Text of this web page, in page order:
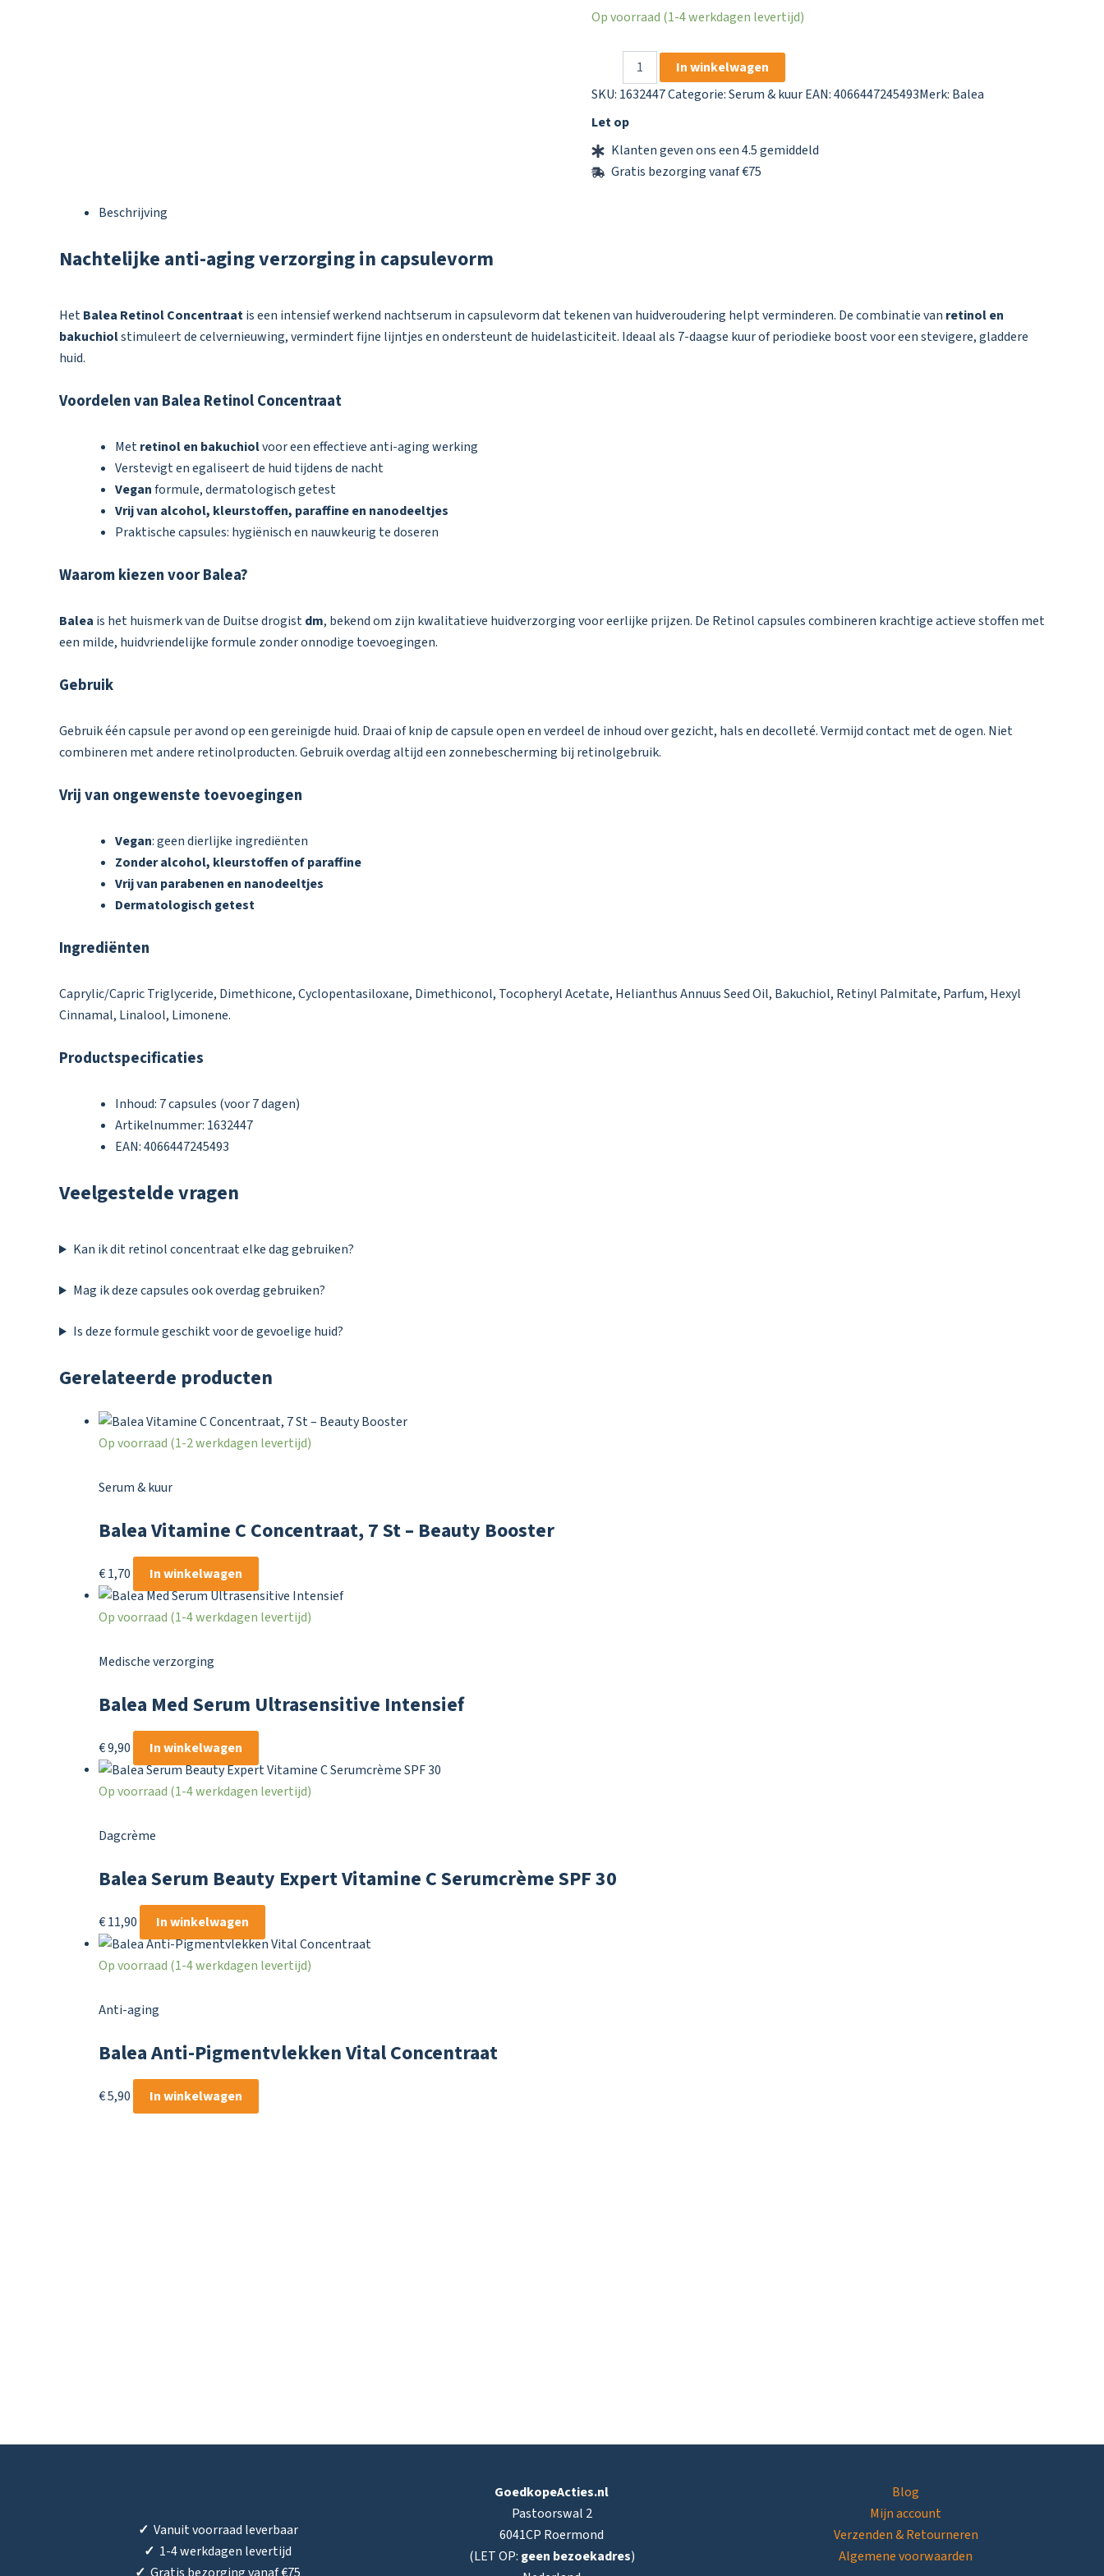
Op voorraad (1-4 werkdagen levertijd)
Concentraat
Capsules
In winkelwagen
SKU: 1632447Categorie:Serum & kuurEAN: 4066447245493Merk: Balea
Let op
Klanten geven ons een 4.5 gemiddeld
Gratis bezorging vanaf €75
Beschrijving
Nachtelijke anti-aging verzorging in capsulevorm
HetBalea Retinol Concentraatis een intensief werkend nachtserum in capsulevorm dat tekenen van huidveroudering helpt verminderen. De combinatie van retinol en
bakuchiolstimuleert de celvernieuwing, vermindert fijne lijntjes en ondersteunt de huidelasticiteit. Ideaal als 7-daagse kuur of periodieke boost voor een stevigere, gladdere
huid.
Voordelen van Balea Retinol Concentraat
Metretinol en bakuchiolvoor een effectieve anti-aging werking
Verstevigt en egaliseert de huid tijdens de nacht
Veganformule, dermatologisch getest
Vrij van alcohol, kleurstoffen, paraffine en nanodeeltjes
Praktische capsules: hygiënisch en nauwkeurig te doseren
Waarom kiezen voor Balea?
Balea is het huismerk van de Duitse drogistdm, bekend om zijn kwalitatieve huidverzorging voor eerlijke prijzen. De Retinol capsules combineren krachtige actieve stoffen met
een milde, huidvriendelijke formule zonder onnodige toevoegingen.
Gebruik
Gebruik één capsule per avond op een gereinigde huid. Draai of knip de capsule open en verdeel de inhoud over gezicht, hals en decolleté. Vermijd contact met de ogen. Niet
combineren met andere retinolproducten. Gebruik overdag altijd een zonnebescherming bij retinolgebruik.
Vrij van ongewenste toevoegingen
Vegan: geen dierlijke ingrediënten
Zonder alcohol, kleurstoffen of paraffine
Vrij van parabenen en nanodeeltjes
Dermatologisch getest
Ingrediënten
Caprylic/Capric Triglyceride, Dimethicone, Cyclopentasiloxane, Dimethiconol, Tocopheryl Acetate, Helianthus Annuus Seed Oil, Bakuchiol, Retinyl Palmitate, Parfum, Hexyl
Cinnamal, Linalool, Limonene.
Productspecificaties
Inhoud: 7 capsules (voor 7 dagen)
Artikelnummer: 1632447
EAN: 4066447245493
Veelgestelde vragen
Kan ik dit retinol concentraat elke dag gebruiken?
Mag ik deze capsules ook overdag gebruiken?
Is deze formule geschikt voor de gevoelige huid?
Gerelateerde producten
Op voorraad (1-2 werkdagen levertijd)
Serum & kuur
Balea Vitamine C Concentraat, 7 St – Beauty Booster
€1,70 In winkelwagen
Op voorraad (1-4 werkdagen levertijd)
Medische verzorging
Balea Med Serum Ultrasensitive Intensief
€9,90 In winkelwagen
Op voorraad (1-4 werkdagen levertijd)
Dagcrème
Balea Serum Beauty Expert Vitamine C Serumcrème SPF 30
€11,90 In winkelwagen
Op voorraad (1-4 werkdagen levertijd)
Anti-aging
Balea Anti-Pigmentvlekken Vital Concentraat
€5,90 In winkelwagen
✓ Vanuit voorraad leverbaar
✓ 1-4 werkdagen levertijd
GoedkopeActies.nl
Pastoorswal 2
6041CP Roermond
(LET OP: geen bezoekadres)
Blog
Mijn account
Verzenden & Retourneren
Algemene voorwaarden